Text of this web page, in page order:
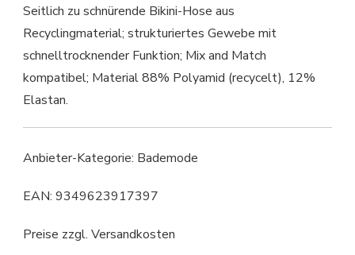
Seitlich zu schnürende Bikini-Hose aus
Recyclingmaterial; strukturiertes Gewebe mit
schnelltrocknender Funktion; Mix and Match
kompatibel; Material 88% Polyamid (recycelt), 12%
Elastan.
Anbieter-Kategorie: Bademode
EAN: 9349623917397
Preise zzgl. Versandkosten